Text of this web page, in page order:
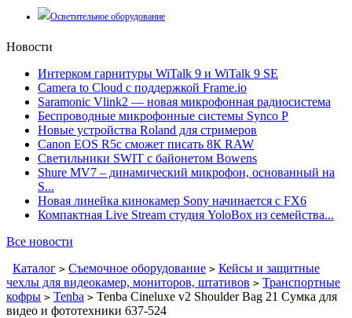
Осветительное оборудование
Новости
Интерком гарнитуры WiTalk 9 и WiTalk 9 SE
Camera to Cloud с поддержкой Frame.io
Saramonic Vlink2 — новая микрофонная радиосистема
Беспроводные микрофонные системы Synco P
Новые устройства Roland для стримеров
Canon EOS R5c сможет писать 8К RAW
Светильники SWIT с байонетом Bowens
Shure MV7 – динамический микрофон, основанный на
S...
Новая линейка кинокамер Sony начинается с FX6
Компактная Live Stream студия YoloBox из семейства...
Все новости
Каталог > Съемочное оборудование > Кейсы и защитные
чехлы для видеокамер, мониторов, штативов > Транспортные
кофры > Tenba > Tenba Cineluxe v2 Shoulder Bag 21 Сумка для
видео и фототехники 637-524